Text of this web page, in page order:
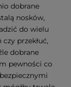
dobrane
nosków,
do wielu
przekłuć,
dobrane
pewności co